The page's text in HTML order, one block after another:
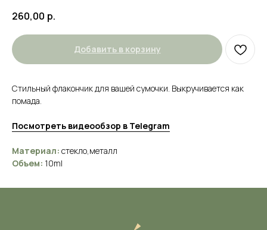
260,00 р.
Добавить в корзину
Стильный флакончик для вашей сумочки. Выкручивается как
помада.
Посмотреть видеообзор в Telegram
Материал: стекло,металл
Объем: 10ml
Вам нужна помощь
с подбором аромата?
Заполните нашу анкету, а в ответ мы